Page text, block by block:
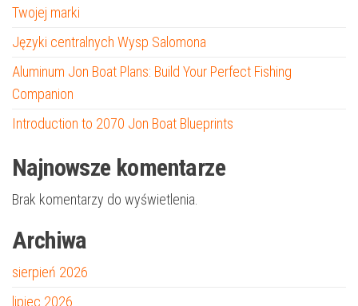
Twojej marki
Języki centralnych Wysp Salomona
Aluminum Jon Boat Plans: Build Your Perfect Fishing
Companion
Introduction to 2070 Jon Boat Blueprints
Najnowsze komentarze
Brak komentarzy do wyświetlenia.
Archiwa
sierpień 2026
lipiec 2026